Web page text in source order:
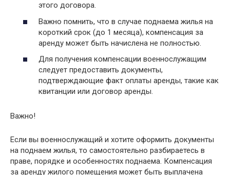
этого договора.
Важно помнить, что в случае поднаема жилья на
короткий срок (до 1 месяца), компенсация за
аренду может быть начислена не полностью.
Для получения компенсации военнослужащим
следует предоставить документы,
подтверждающие факт оплаты аренды, такие как
квитанции или договор аренды.
Важно!
Если вы военнослужащий и хотите оформить документы
на поднаем жилья, то самостоятельно разбираетесь в
праве, порядке и особенностях поднаема. Компенсация
за аренду жилого помещения может быть выплачена